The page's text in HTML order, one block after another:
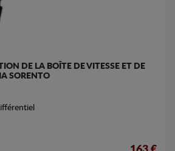
DE LA BOÎTE DE VITESSE ET DE
SORENTO